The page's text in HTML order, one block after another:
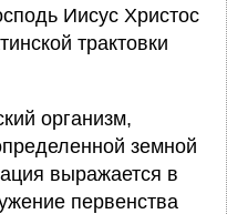
Иисус Христос
трактовки
организм,
земной
выражается в
первенства